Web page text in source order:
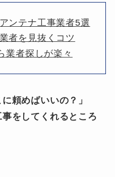
ンテナ工事業者5選
者を見抜くコツ
業者探しが楽々
頼めばいいの？」
事をしてくれるところ